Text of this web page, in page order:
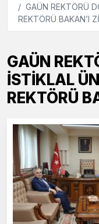
GAÜN REKTÖRÜ
REKTÖRÜ BAKAN’I
GAÜN
İSTİKLAL
REKTÖRÜ